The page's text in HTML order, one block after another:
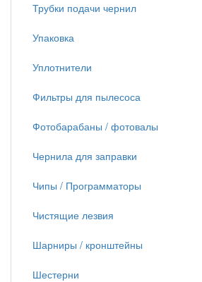
Трубки подачи чернил
Упаковка
Уплотнители
Фильтры для пылесоса
Фотобарабаны / фотовалы
Чернила для заправки
Чипы / Программаторы
Чистящие лезвия
Шарниры / кронштейны
Шестерни